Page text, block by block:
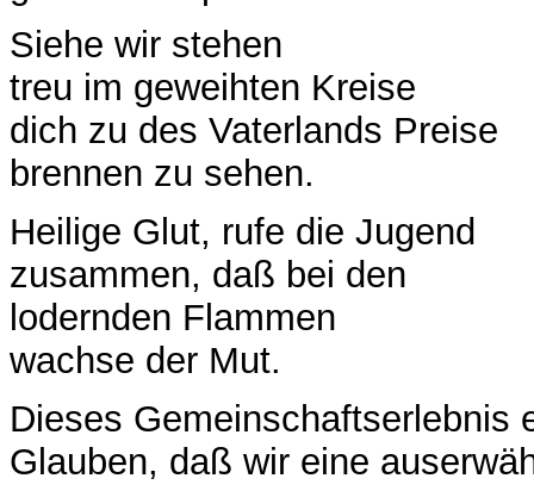
Siehe wir stehen
treu im geweihten Kreise
dich zu des Vaterlands Preise
brennen zu sehen.
Heilige Glut, rufe die Jugend
zusammen, daß bei den
lodernden Flammen
wachse der Mut.
Dieses Gemeinschaftserlebnis
Glauben, daß wir eine